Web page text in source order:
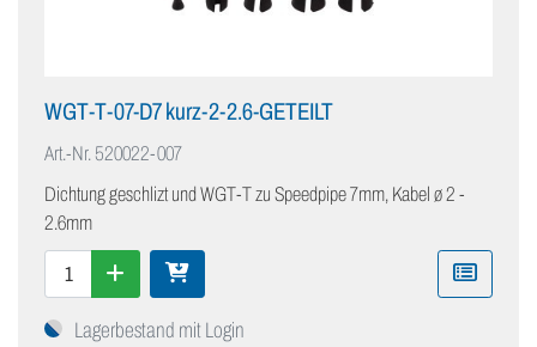
WGT-T-07-D7 kurz-2-2.6-GETEILT
Art.-Nr. 520022-007
Dichtung geschlizt und WGT-T zu Speedpipe 7mm, Kabel ø 2 -
2.6mm
Lagerbestand mit Login